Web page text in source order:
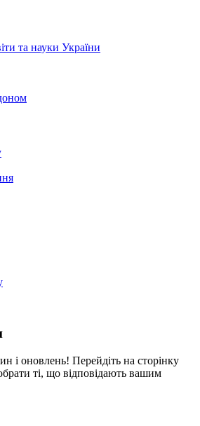
та науки України
і оновлень! Перейдіть на сторінку
ті, що відповідають вашим